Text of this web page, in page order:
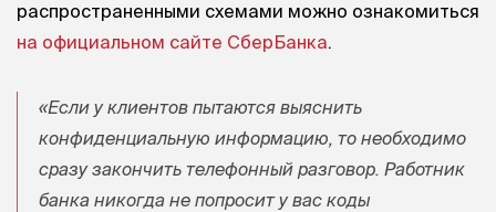
распространенными схемами можно ознакомиться
на официальном сайте СберБанка.
«Если у клиентов пытаются выяснить
конфиденциальную информацию, то необходимо
сразу закончить телефонный разговор. Работник
банка никогда не попросит у вас коды